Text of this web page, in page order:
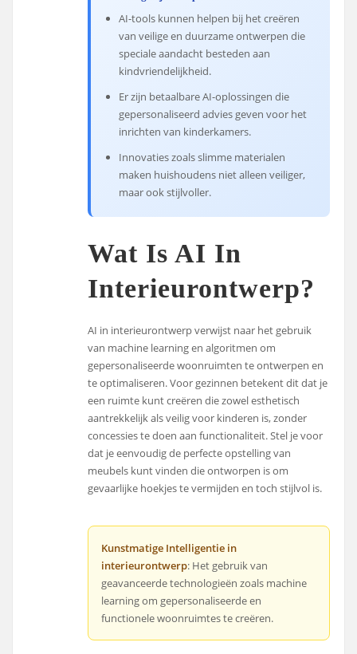
AI-tools kunnen helpen bij het creëren
van veilige en duurzame ontwerpen die
speciale aandacht besteden aan
kindvriendelijkheid.
Er zijn betaalbare AI-oplossingen die
gepersonaliseerd advies geven voor het
inrichten van kinderkamers.
Innovaties zoals slimme materialen
maken huishoudens niet alleen veiliger,
maar ook stijlvoller.
Wat Is AI In
Interieurontwerp?
AI in interieurontwerp verwijst naar het gebruik
van machine learning en algoritmen om
gepersonaliseerde woonruimten te ontwerpen en
te optimaliseren. Voor gezinnen betekent dit dat je
een ruimte kunt creëren die zowel esthetisch
aantrekkelijk als veilig voor kinderen is, zonder
concessies te doen aan functionaliteit. Stel je voor
dat je eenvoudig de perfecte opstelling van
meubels kunt vinden die ontworpen is om
gevaarlijke hoekjes te vermijden en toch stijlvol is.
Kunstmatige Intelligentie in
interieurontwerp: Het gebruik van
geavanceerde technologieën zoals machine
learning om gepersonaliseerde en
functionele woonruimtes te creëren.